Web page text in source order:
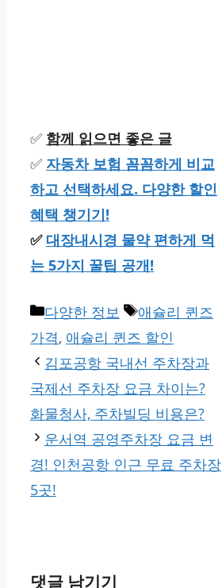
✅ 함께 읽으면 좋은 글
✅ 자동차 보험 꼼꼼하게 비교
하고 선택하세요. 다양한 할인
혜택 챙기기!
✅ 대장내시경 물약 편하게 먹
는 5가지 꿀팁 공개!
카
테
고
리
다양한 정보
태
그
애슐리 퀸즈
가격, 애슐리 퀸즈 할인
김포공항 국내선 주차장과
국제선 주차장 요금 차이는?
화물청사, 주차빌딩 비용은?
운서역 공영주차장 요금 변
경! 인천공항 인근 무료 주차장
5곳!
댓글 남기기